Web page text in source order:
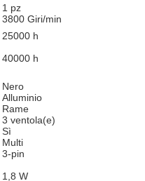
1 pz
3800 Giri/min
25000 h
40000 h
Nero
Alluminio
Rame
3 ventola(e)
Sì
Multi
3-pin
1,8 W